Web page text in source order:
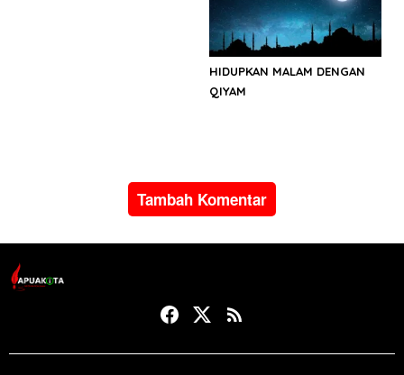
HIDUPKAN MALAM DENGAN
QIYAM
Tambah Komentar